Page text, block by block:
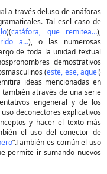
a través deluso de anáforas
Tal esel caso de
lo)(catáfora, que remitea…),
a…), o las numerosas
de toda la unidad textual
demostrativos
(este, ese, aquel)
ideas mencionadas en
através de una serie
engeneral y de los
deconectores explicativos
y hacer el texto más
el uso del conector de
”.También es común el uso
permite ir sumando nuevos